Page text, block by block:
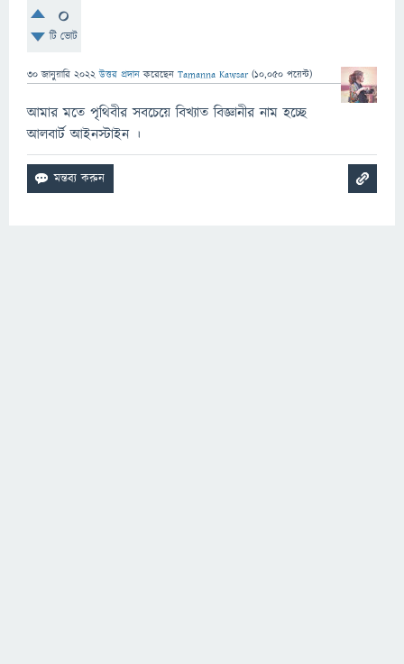
0
টি ভোট
30 জানুয়ারি 2022 উত্তর প্রদান করেছেন Tamanna Kawsar (10,050 পয়েন্ট)
আমার মতে পৃথিবীর সবচেয়ে বিখ্যাত বিজ্ঞানীর নাম হচ্ছে
আলবার্ট আইনস্টাইন ।